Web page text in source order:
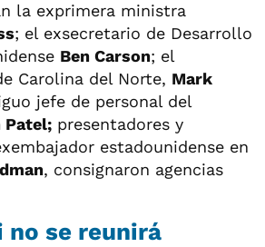
la exprimera ministra
; el exsecretario de Desarrollo
Ben Carson; el
Carolina del Norte, Mark
jefe de personal del
Patel; presentadores y
estadounidense en
, consignaron agencias
se reunirá